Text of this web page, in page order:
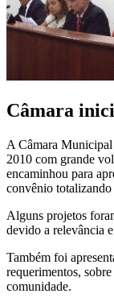
Câmara
A Câmara
2010 com grande
encaminhou para
convênio
Alguns projetos
devido a relevância
Também foi
requerimentos,
comunidade.